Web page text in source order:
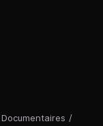
Documentaires /